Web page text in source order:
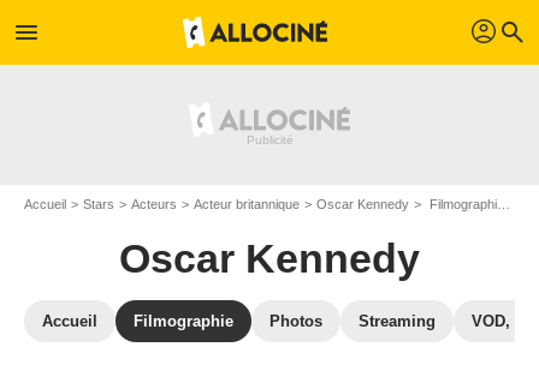
menu profil search
Accueil Stars Acteurs Acteur britannique Oscar Kennedy Filmographie Oscar Kennedy
Oscar Kennedy
Accueil Filmographie Photos Streaming VOD,